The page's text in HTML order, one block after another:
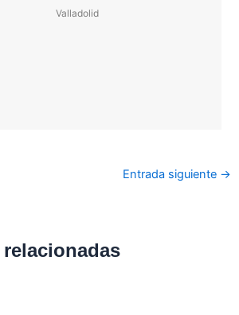
Valladolid
Entrada siguiente →